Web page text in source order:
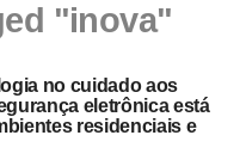
"inova"
no cuidado aos
eletrônica está
residenciais e